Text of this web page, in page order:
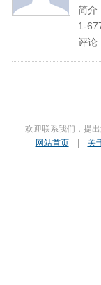
简介
1-
评论
欢迎联系我们，提
网站首页| 关